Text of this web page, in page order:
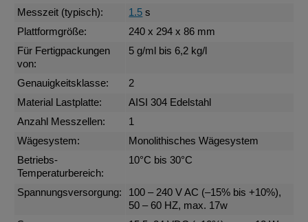
Messzeit (typisch):
1.5 s
Plattformgröße:
240 x 294 x 86 mm
Für Fertigpackungen
von:
5 g/ml bis 6,2 kg/l
Genauigkeitsklasse:
2
Material Lastplatte:
AISI 304 Edelstahl
Anzahl Messzellen:
1
Wägesystem:
Monolithisches Wägesystem
Betriebs-
Temperaturbereich:
10°C bis 30°C
Spannungsversorgung:
100 – 240 V AC (–15% bis +10%),
50 – 60 HZ, max. 17w